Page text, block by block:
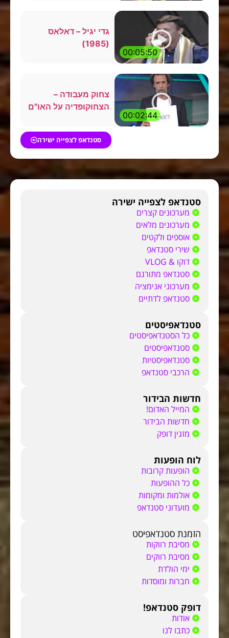
00:05:50
גדי יגיל – דאלאס
(1985)
00:02:44
צחוק מעבודה –
הצחוקופדיה על האו"ם
סטנדאפ לצפייה ישירה
סטנדאפ לצפייה ישירה
מערכונים קצרים
מערכונים מלאים
אוספים ולקטים
שירי סטנדאפ
דוקו & VLOG
סטנדאפ מתורגם
מערכוני אנימציה
סטנדאפ לדתיים
סטנדאפיסטים
כל הסטנדאפיסטים
סטנדאפיסטים
סטנדאפיסטיות
הרכבי סטנדאפ
חדשות הבידור
המייל האדום!
חדשות הבידור
מזגין דופק
לוח הופעות
הופעות קרובות
כל ההופעות
אולמות ומקומות
מועדוני סטנדאפ
הזמנת סטנדאפיסט
מסיבת רווקות
מסיבת רווקים
ימי הולדת
חברות ומוסדות
דופק סטנדאפ!
אודות
כתבו לנו